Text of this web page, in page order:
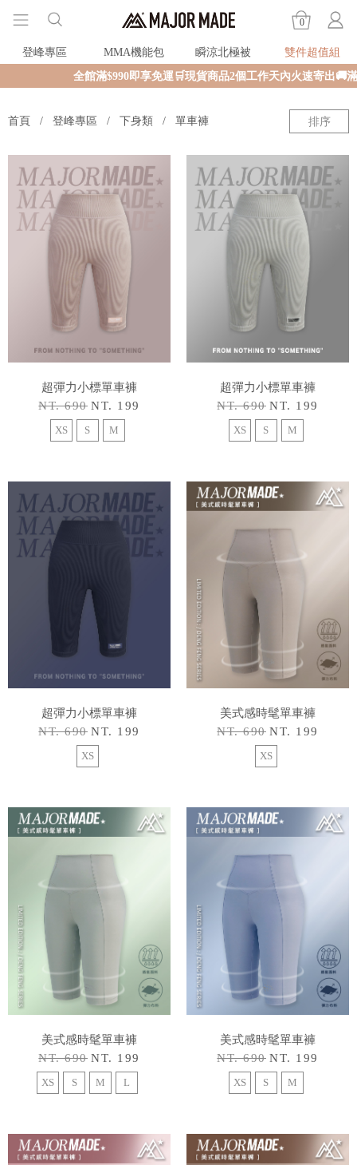
0
登峰專區 MMA機能包 瞬涼北極被
雙件超值組
全館滿$990即享免運🛒現貨商品2個工作天內火速寄出🚚滿額
首頁 登峰專區 下身類 單車褲 排序
超彈力小標單車褲
NT. 690 NT. 199
XS S M
超彈力小標單車褲
NT. 690 NT. 199
XS S M
超彈力小標單車褲
NT. 690 NT. 199
XS
美式感時髦單車褲
NT. 690 NT. 199
XS
美式感時髦單車褲
NT. 690 NT. 199
XS S M L
美式感時髦單車褲
NT. 690 NT. 199
XS S M